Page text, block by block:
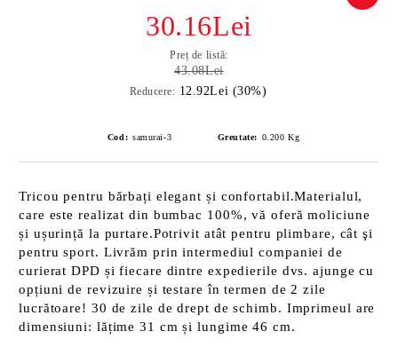
30.16Lei
Preț de listă:
43.08Lei
Reducere: 12.92Lei (30%)
Cod: samurai-3 Greutate: 0.200 Kg
Tricou pentru bărbați elegant și confortabil.Materialul,
care este realizat din bumbac 100%, vă oferă moliciune
și ușurință la purtare.Potrivit atât pentru plimbare, cât şi
pentru sport. Livrăm prin intermediul companiei de
curierat DPD și fiecare dintre expedierile dvs. ajunge cu
opțiuni de revizuire și testare în termen de 2 zile
lucrătoare! 30 de zile de drept de schimb. Imprimeul are
dimensiuni: lățime 31 cm și lungime 46 cm.